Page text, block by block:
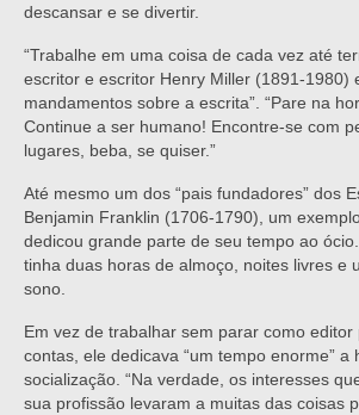
descansar e se divertir.
“Trabalhe em uma coisa de cada vez até
escritor e escritor Henry Miller (1891-1980)
mandamentos sobre a escrita”. “Pare na
Continue a ser humano! Encontre-se com
lugares, beba, se quiser.”
Até mesmo um dos “pais fundadores” dos
Benjamin Franklin (1706-1790), um
dedicou grande parte de seu tempo ao
tinha duas horas de almoço, noites livres e
sono.
Em vez de trabalhar sem parar como
contas, ele dedicava “um tempo enorme” a
socialização. “Na verdade, os interesses
sua profissão levaram a muitas das coisas